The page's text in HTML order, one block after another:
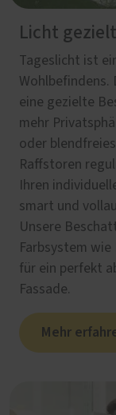
Licht
Tageslicht ist
Wohlbefindens.
eine gezielte
mehr
oder
Raffstoren
Ihren
smart und
Unsere
Farbsystem
für ein perfekt
Fassade.
Mehr